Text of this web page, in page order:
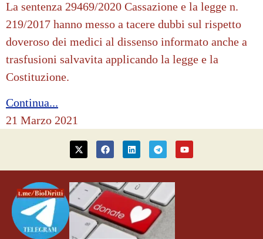
La sentenza 29469/2020 Cassazione e la legge n.
219/2017 hanno messo a tacere dubbi sul rispetto
doveroso dei medici al dissenso informato anche a
trasfusioni salvavita applicando la legge e la
Costituzione.
Continua...
21 Marzo 2021